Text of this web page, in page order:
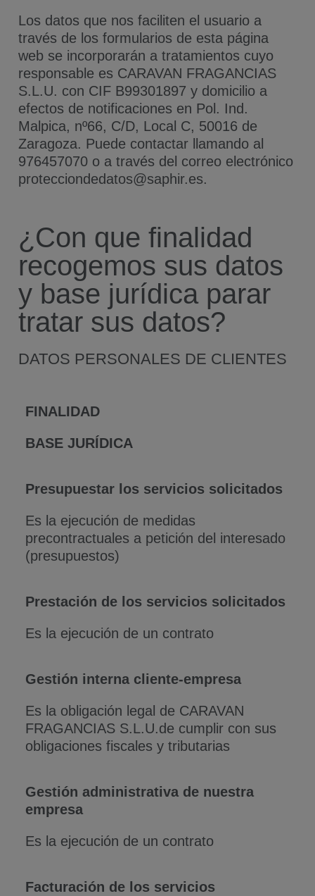
Los datos que nos faciliten el usuario a
través de los formularios de esta página
web se incorporarán a tratamientos cuyo
responsable es CARAVAN FRAGANCIAS
S.L.U. con CIF B99301897 y domicilio a
efectos de notificaciones en Pol. Ind.
Malpica, nº66, C/D, Local C, 50016 de
Zaragoza. Puede contactar llamando al
976457070 o a través del correo electrónico
protecciondedatos@saphir.es.
¿Con que finalidad
recogemos sus datos
y base jurídica parar
tratar sus datos?
DATOS PERSONALES DE CLIENTES
FINALIDAD
BASE JURÍDICA
Presupuestar los servicios solicitados
Es la ejecución de medidas
precontractuales a petición del interesado
(presupuestos)
Prestación de los servicios solicitados
Es la ejecución de un contrato
Gestión interna cliente-empresa
Es la obligación legal de CARAVAN
FRAGANCIAS S.L.U.de cumplir con sus
obligaciones fiscales y tributarias
Gestión administrativa de nuestra
empresa
Es la ejecución de un contrato
Facturación de los servicios